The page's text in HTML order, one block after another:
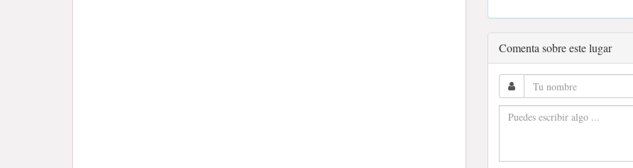
Comenta sobre este lugar